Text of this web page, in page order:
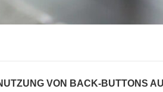
VON BACK-BUTTONS